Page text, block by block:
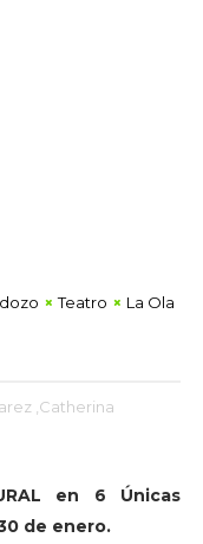
Teatro La Ola
,Catherina
en 6 Únicas
de enero.